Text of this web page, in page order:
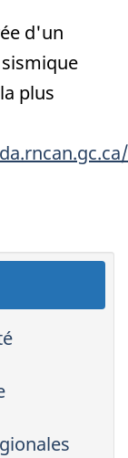
d'un
plus